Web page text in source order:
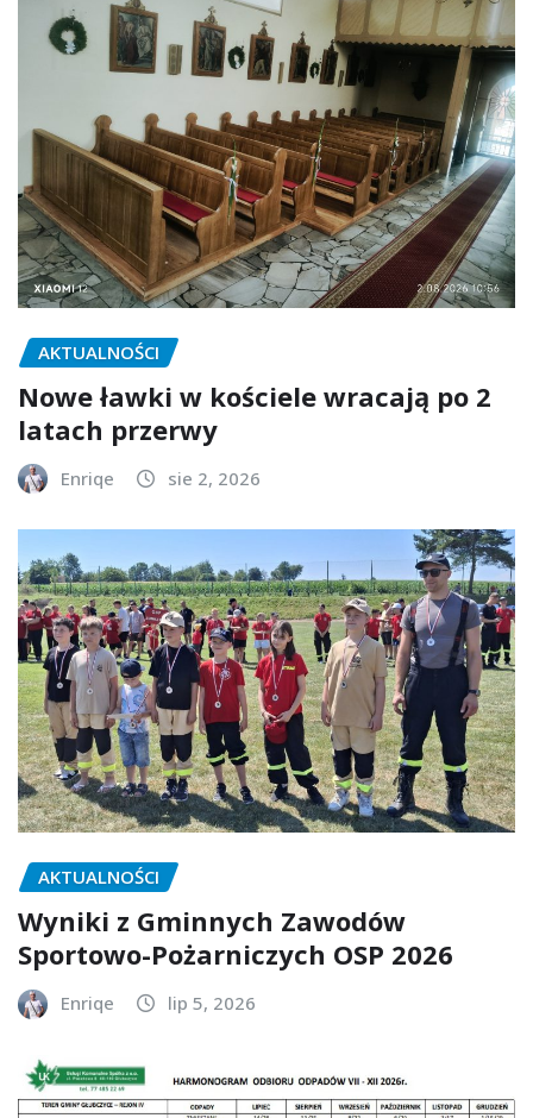
AKTUALNOŚCI
Nowe ławki w kościele wracają po 2
latach przerwy
Enriqe sie 2, 2026
AKTUALNOŚCI
Wyniki z Gminnych Zawodów
Sportowo-Pożarniczych OSP 2026
Enriqe lip 5, 2026